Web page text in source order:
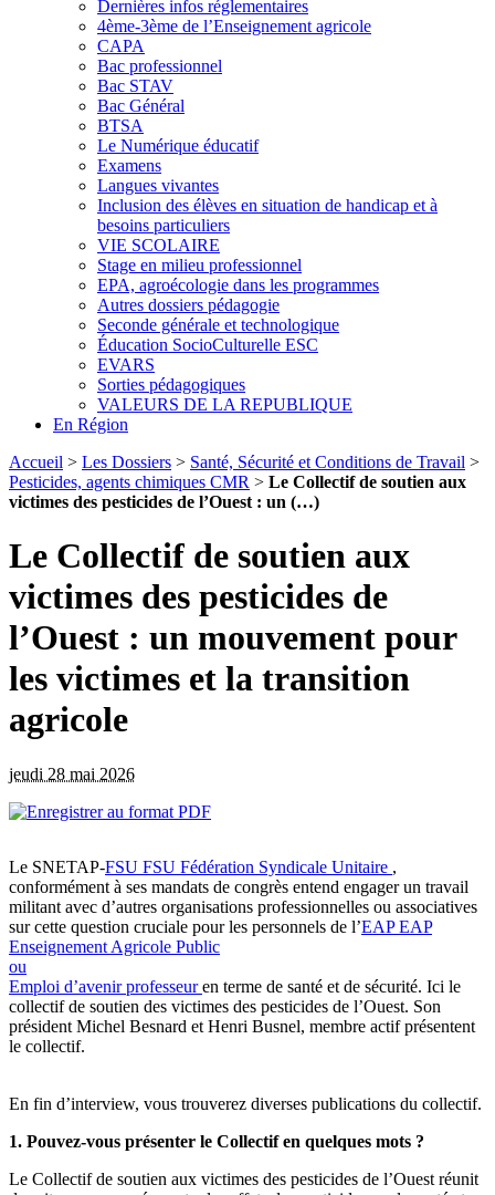
Dernières infos réglementaires
4ème-3ème de l’Enseignement agricole
CAPA
Bac professionnel
Bac STAV
Bac Général
BTSA
Le Numérique éducatif
Examens
Langues vivantes
Inclusion des élèves en situation de handicap et à
besoins particuliers
VIE SCOLAIRE
Stage en milieu professionnel
EPA, agroécologie dans les programmes
Autres dossiers pédagogie
Seconde générale et technologique
Éducation SocioCulturelle ESC
EVARS
Sorties pédagogiques
VALEURS DE LA REPUBLIQUE
En Région
Accueil > Les Dossiers > Santé, Sécurité et Conditions de Travail >
Pesticides, agents chimiques CMR > Le Collectif de soutien aux
victimes des pesticides de l’Ouest : un (…)
Le Collectif de soutien aux
victimes des pesticides de
l’Ouest : un mouvement pour
les victimes et la transition
agricole
jeudi 28 mai 2026
Le SNETAP-FSU FSU Fédération Syndicale Unitaire ,
conformément à ses mandats de congrès entend engager un travail
militant avec d’autres organisations professionnelles ou associatives
sur cette question cruciale pour les personnels de l’EAP EAP
Enseignement Agricole Public
ou
Emploi d’avenir professeur en terme de santé et de sécurité. Ici le
collectif de soutien des victimes des pesticides de l’Ouest. Son
président Michel Besnard et Henri Busnel, membre actif présentent
le collectif.
En fin d’interview, vous trouverez diverses publications du collectif.
1. Pouvez-vous présenter le Collectif en quelques mots ?
Le Collectif de soutien aux victimes des pesticides de l’Ouest réunit